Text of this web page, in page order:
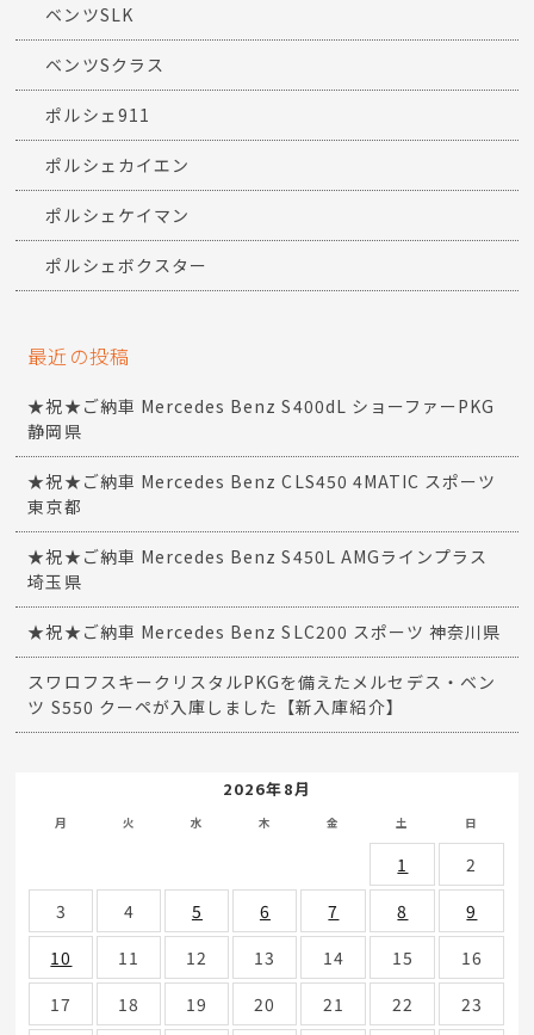
ベンツSLK
ベンツSクラス
ポルシェ911
ポルシェカイエン
ポルシェケイマン
ポルシェボクスター
最近の投稿
★祝★ご納車 Mercedes Benz S400dL ショーファーPKG
静岡県
★祝★ご納車 Mercedes Benz CLS450 4MATIC スポーツ
東京都
★祝★ご納車 Mercedes Benz S450L AMGラインプラス
埼玉県
★祝★ご納車 Mercedes Benz SLC200 スポーツ 神奈川県
スワロフスキークリスタルPKGを備えたメルセデス・ベン
ツ S550 クーペが入庫しました【新入庫紹介】
2026年8月
月 火 水 木 金 土 日
1
2
3
4 5 6 7 8
9
10
11 12 13 14 15
16
17
18 19 20 21 22
23